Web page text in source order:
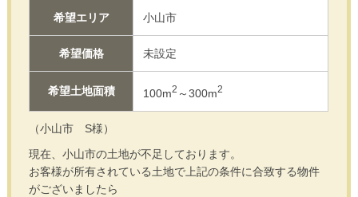
希望エリア 小山市
希望価格 未設定
希望土地面積 100m2 ～300m2
（小山市 S様）
現在、小山市の土地が不足しております。
お客様が所有されている土地で上記の条件に合致する物件
がございましたら